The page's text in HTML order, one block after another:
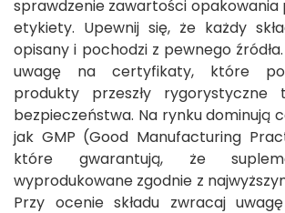
sprawdzenie zawartości opakowania
etykiety. Upewnij się, że każdy
opisany i pochodzi z pewnego
uwagę na certyfikaty, które
produkty przeszły
bezpieczeństwa. Na rynku dominują
jak GMP (Good Manufacturing
które gwarantują, że
wyprodukowane zgodnie z
Przy ocenie składu zwracaj